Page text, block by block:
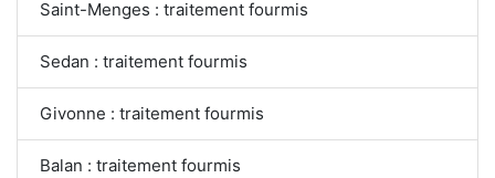
Saint-Menges : traitement fourmis
Sedan : traitement fourmis
Givonne : traitement fourmis
Balan : traitement fourmis